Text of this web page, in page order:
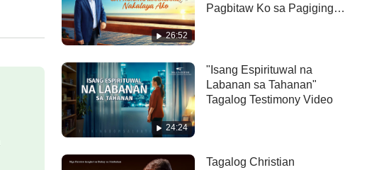
26:52
Pagbitaw Ko sa Pagiging
24:24
"Isang Espirituwal na
Labanan sa Tahanan"
Tagalog Testimony Video
Tagalog Christian